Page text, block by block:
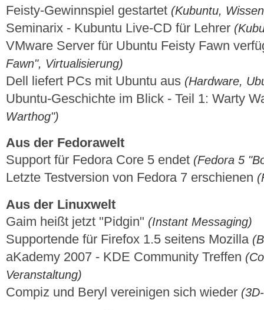
Feisty-Gewinnspiel gestartet (Kubuntu,
Seminarix - Kubuntu Live-CD für Lehrer
VMware Server für Ubuntu Feisty Fawn
Fawn", Virtualisierung)
Dell liefert PCs mit Ubuntu aus (Hardware,
Ubuntu-Geschichte im Blick - Teil 1: Warty
Warthog")
Aus der Fedorawelt
Support für Fedora Core 5 endet (Fedora 5
Letzte Testversion von Fedora 7 erschienen
Aus der Linuxwelt
Gaim heißt jetzt "Pidgin" (Instant Messaging)
Supportende für Firefox 1.5 seitens Mozilla
aKademy 2007 - KDE Community Treffen
Veranstaltung)
Compiz und Beryl vereinigen sich wieder